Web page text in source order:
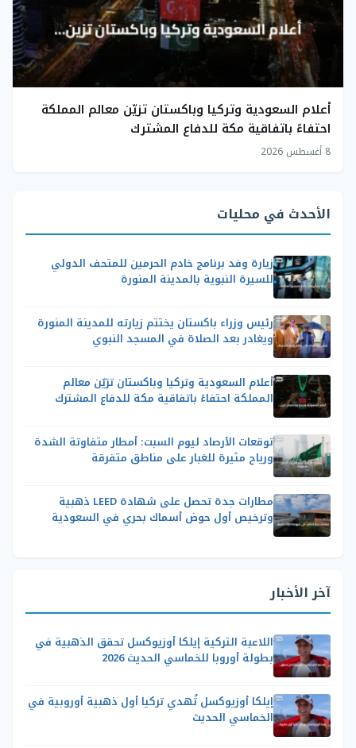
أعلام السعودية وتركيا وباكستان تزيّن معالم المملكة
احتفاءً باتفاقية مكة للدفاع المشترك
8 أغسطس 2026
الأحدث في محليات
زيارة وفد برنامج خادم الحرمين للمتحف الدولي
للسيرة النبوية بالمدينة المنورة
رئيس وزراء باكستان يختتم زيارته للمدينة المنورة
ويغادر بعد الصلاة في المسجد النبوي
أعلام السعودية وتركيا وباكستان تزيّن معالم
المملكة احتفاءً باتفاقية مكة للدفاع المشترك
توقعات الأرصاد ليوم السبت: أمطار متفاوتة الشدة
ورياح مثيرة للغبار على مناطق متفرقة
مطارات جدة تحصل على شهادة LEED ذهبية
وترخيص أول حوض أسماك بحري في السعودية
آخر الأخبار
اللاعبة التركية إيلكا أوزيوكسل تحقق الذهبية في
بطولة أوروبا للخماسي الحديث 2026
إيلكا أوزيوكسل تُهدي تركيا أول ذهبية أوروبية في
الخماسي الحديث